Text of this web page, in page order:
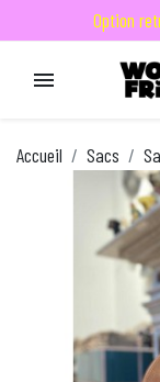
Option

Accueil Sacs